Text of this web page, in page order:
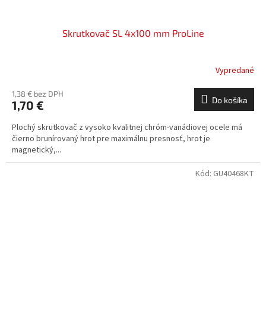
Skrutkovač SL 4x100 mm ProLine
Vypredané
1,38 € bez DPH
1,70 € Do košíka
Plochý skrutkovač z vysoko kvalitnej chróm-vanádiovej ocele má
čierno brunírovaný hrot pre maximálnu presnosť, hrot je
magnetický,...
Kód: GU40468KT